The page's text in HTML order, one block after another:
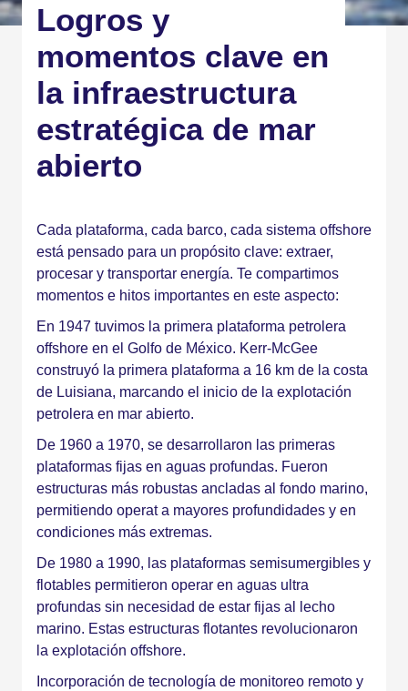
Logros y
momentos clave en
la infraestructura
estratégica de mar
abierto
Cada plataforma, cada barco, cada sistema offshore
está pensado para un propósito clave: extraer,
procesar y transportar energía. Te compartimos
momentos e hitos importantes en este aspecto:
En 1947 tuvimos la primera plataforma petrolera
offshore en el Golfo de México. Kerr-McGee
construyó la primera plataforma a 16 km de la costa
de Luisiana, marcando el inicio de la explotación
petrolera en mar abierto.
De 1960 a 1970, se desarrollaron las primeras
plataformas fijas en aguas profundas. Fueron
estructuras más robustas ancladas al fondo marino,
permitiendo operat a mayores profundidades y en
condiciones más extremas.
De 1980 a 1990, las plataformas semisumergibles y
flotables permitieron operar en aguas ultra
profundas sin necesidad de estar fijas al lecho
marino. Estas estructuras flotantes revolucionaron
la explotación offshore.
Incorporación de tecnología de monitoreo remoto y